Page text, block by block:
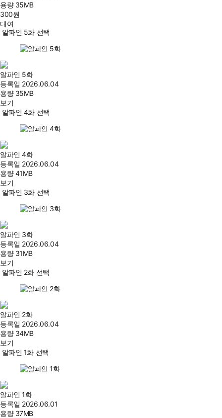
용량 35MB
300원
대여
알파인 5화 선택
알파인 5화
등록일 2026.06.04
용량 35MB
보기
알파인 4화 선택
알파인 4화
등록일 2026.06.04
용량41MB
보기
알파인 3화 선택
알파인 3화
등록일 2026.06.04
용량 31MB
보기
알파인 2화 선택
알파인 2화
등록일 2026.06.04
용량 34MB
보기
알파인 1화 선택
알파인 1화
등록일 2026.06.01
용량 37MB